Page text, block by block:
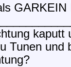
kaputt
Tunen und